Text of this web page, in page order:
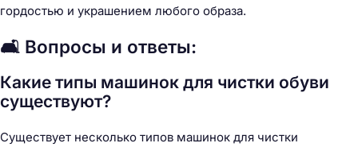
гордостью и украшением любого образа.
🛋️ Вопросы и ответы:
Какие типы машинок для чистки обуви
существуют?
Существует несколько типов машинок для чистки